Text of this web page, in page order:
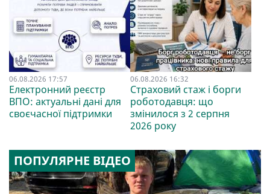
06.08.2026 17:57
Електронний реєстр
ВПО: актуальні дані для
своєчасної підтримки
06.08.2026 16:32
Страховий стаж і борги
роботодавця: що
змінилося з 2 серпня
2026 року
ПОПУЛЯРНЕ ВІДЕО